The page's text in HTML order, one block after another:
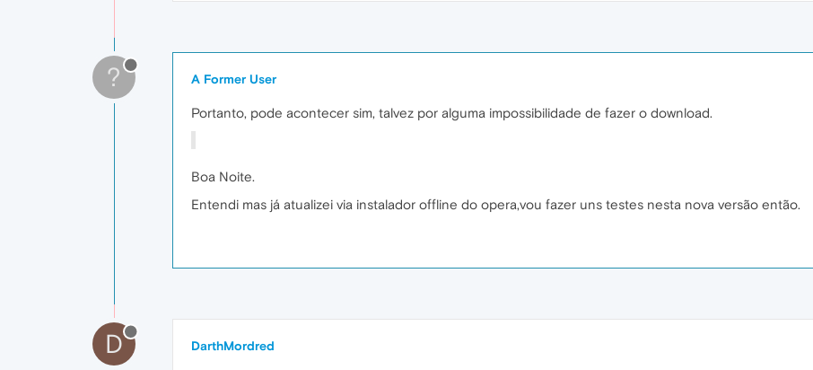
? A Former User
Portanto, pode acontecer sim, talvez por alguma impossibilidade de fazer o download.
Boa Noite.
Entendi mas já atualizei via instalador offline do opera,vou fazer uns testes nesta nova versão então.
D DarthMordred